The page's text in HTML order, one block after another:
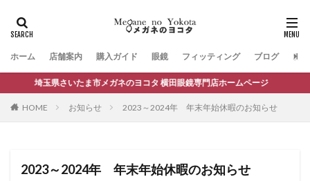
ホーム 店舗案内 購入ガイド 眼鏡 フィッティング ブログ お
埼玉県さいたま市メガネのヨコタ 横田眼鏡専門店ホームページ
HOME お知らせ 2023～2024年 年末年始休暇のお知らせ
2023～2024年 年末年始休暇のお知らせ